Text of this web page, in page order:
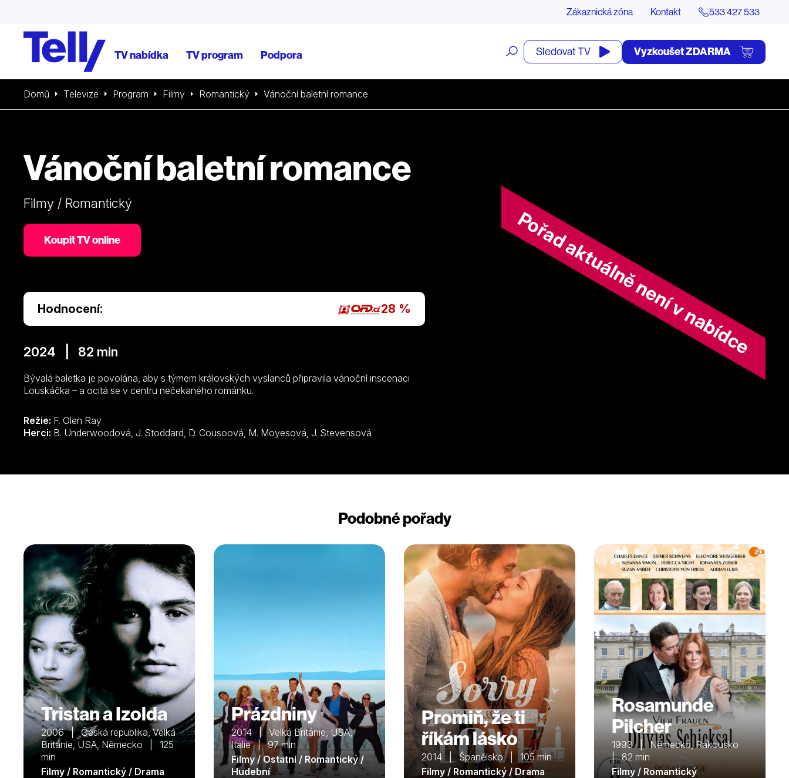
Zákaznická zóna Kontakt 533 427 533
TV nabídka TV program Podpora
Otevřít
vyhledávání
Sledovat TV Vyzkoušet ZDARMA
Domů Televize Program Filmy Romantický Vánoční baletní romance
Pořad aktuálně není v nabídce
Vánoční baletní romance
Filmy / Romantický
Koupit TV online
Hodnocení: 28 %
2024 | 82 min
Bývalá baletka je povolána, aby s týmem královských vyslanců připravila vánoční inscenaci
Louskáčka – a ocitá se v centru nečekaného románku.
Režie: F. Olen Ray
Herci:
B. Underwoodová, J. Stoddard, D. Cousoová, M. Moyesová, J. Stevensová
Podobné pořady
Tristan a Izolda
2006 | Česká republika, Velká
Británie, USA, Německo | 125
min
Filmy / Romantický / Drama
Prázdniny
2014 | Velká Británie, USA,
Itálie | 97 min
Filmy / Ostatní / Romantický /
Hudební
Promiň, že ti
říkám lásko
2014 | Španělsko | 105 min
Filmy / Romantický / Drama
Rosamunde
Pilcher
1993 | Německo, Rakousko
| 82 min
Filmy / Romantický